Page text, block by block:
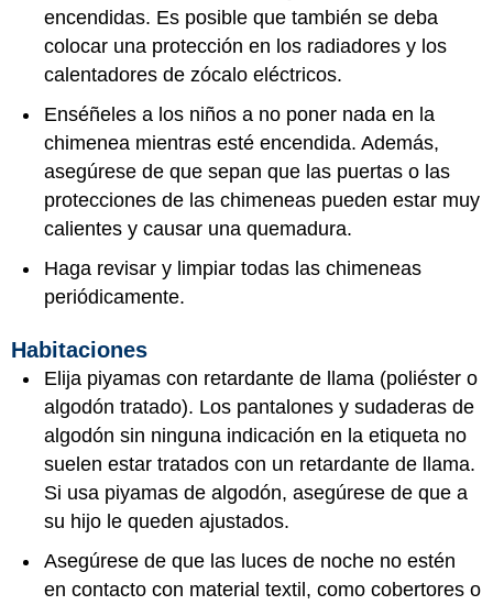
encendidas. Es posible que también se deba
colocar una protección en los radiadores y los
calentadores de zócalo eléctricos.
Enséñeles a los niños a no poner nada en la
chimenea mientras esté encendida. Además,
asegúrese de que sepan que las puertas o las
protecciones de las chimeneas pueden estar muy
calientes y causar una quemadura.
Haga revisar y limpiar todas las chimeneas
periódicamente.
Habitaciones
Elija piyamas con retardante de llama (poliéster o
algodón tratado). Los pantalones y sudaderas de
algodón sin ninguna indicación en la etiqueta no
suelen estar tratados con un retardante de llama.
Si usa piyamas de algodón, asegúrese de que a
su hijo le queden ajustados.
Asegúrese de que las luces de noche no estén
en contacto con material textil, como cobertores o